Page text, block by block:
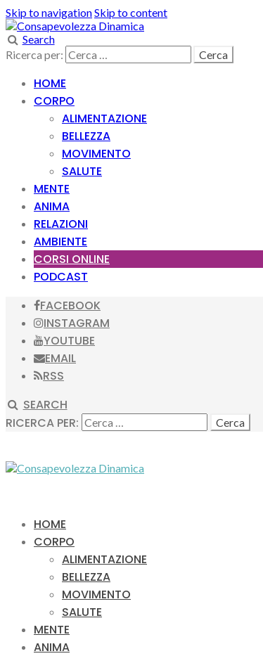
Skip to navigationSkip to content
Search
Ricerca per:
HOME
CORPO
ALIMENTAZIONE
BELLEZZA
MOVIMENTO
SALUTE
MENTE
ANIMA
RELAZIONI
AMBIENTE
CORSI ONLINE
PODCAST
FACEBOOK
INSTAGRAM
YOUTUBE
EMAIL
RSS
SEARCH
RICERCA PER:
HOME
CORPO
ALIMENTAZIONE
BELLEZZA
MOVIMENTO
SALUTE
MENTE
ANIMA